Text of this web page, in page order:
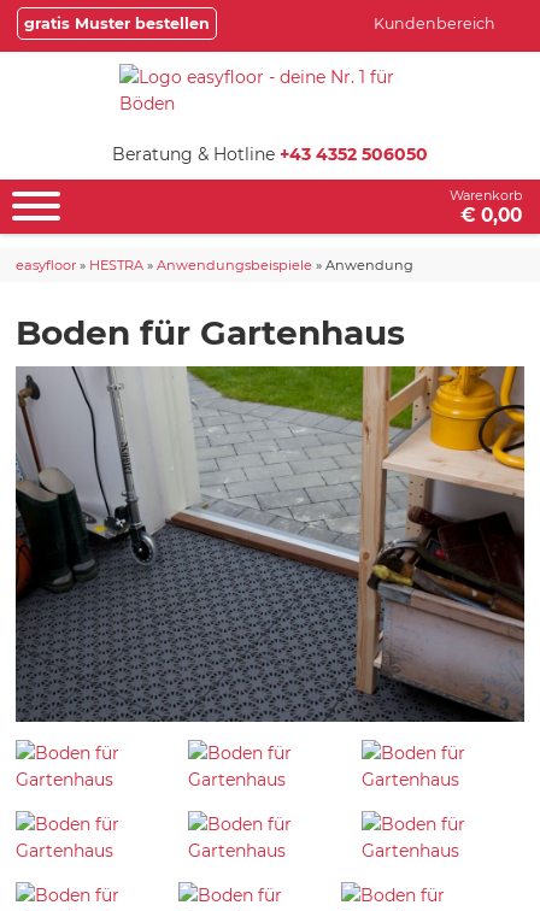
gratis Muster bestellen Kundenbereich
Beratung & Hotline +43 4352 506050
Warenkorb
€ 0,00
easyfloor » HESTRA »Anwendungsbeispiele »Anwendung
Boden für Gartenhaus